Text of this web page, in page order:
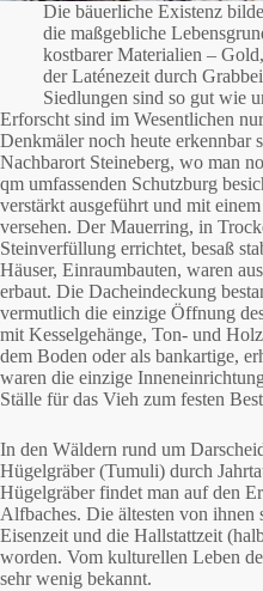
Die bäuerliche Existenz
die maßgebliche
kostbarer Materialien –
der Laténezeit durch
Siedlungen sind so gut wie
Erforscht sind im Wesentlichen
Denkmäler noch heute erkennbar
Nachbarort Steineberg, wo man
qm umfassenden Schutzburg
verstärkt ausgeführt und mit
versehen. Der Mauerring, in
Steinverfüllung errichtet, besaß
Häuser, Einraumbauten, waren
erbaut. Die Dacheindeckung
vermutlich die einzige Öffnung
mit Kesselgehänge, Ton- und
dem Boden oder als bankartige,
waren die einzige
Ställe für das Vieh zum festen
In den Wäldern rund um
Hügelgräber (Tumuli) durch
Hügelgräber findet man auf den
Alfbaches. Die ältesten von ihnen
Eisenzeit und die Hallstattzeit
worden. Vom kulturellen Leben
sehr wenig bekannt.